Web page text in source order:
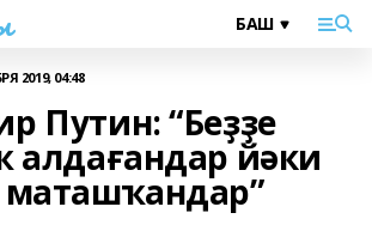
2019, 04:48
Путин: “Беҙҙе
алдағандар йәки
маташҡандар”